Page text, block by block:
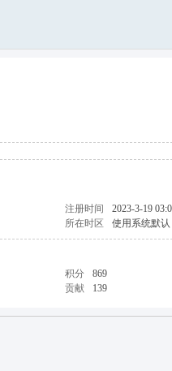
注册时间
2023-3-19
所在时区 使用系统默认
积分
869
贡献 139